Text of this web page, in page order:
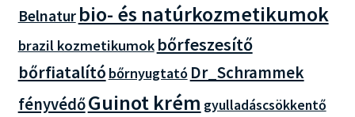
Belnatur bio- és natúrkozmetikumok
brazil kozmetikumok bőrfeszesítő
bőrfiatalító bőrnyugtató Dr_Schrammek
fényvédőGuinot krém gyulladáscsökkentő